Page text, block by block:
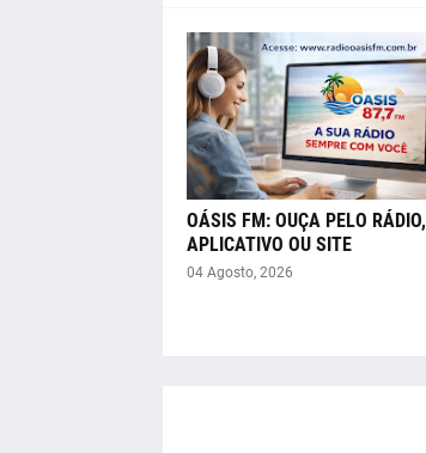
OÁSIS FM: OUÇA PELO RÁDIO,
APLICATIVO OU SITE
04 Agosto, 2026